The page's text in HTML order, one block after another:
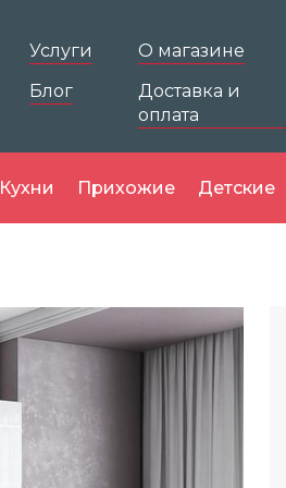
Услуги
О магазине
Блог
Доставка и
оплата
Кухни Прихожие Детские